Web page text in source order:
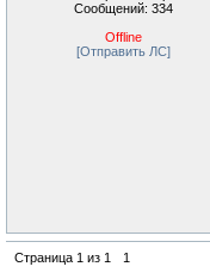
Сообщений: 334
Offline
[Отправить ЛС]
Страница 1 из 1 1